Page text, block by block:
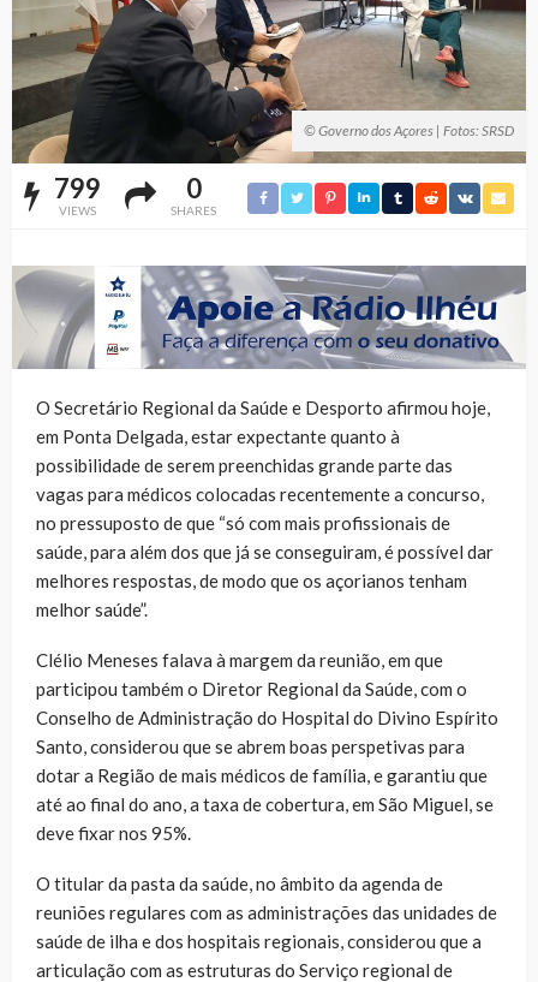
© Governo dos Açores | Fotos: SRSD
799
VIEWS
0
SHARES
O Secretário Regional da Saúde e Desporto afirmou hoje,
em Ponta Delgada, estar expectante quanto à
possibilidade de serem preenchidas grande parte das
vagas para médicos colocadas recentemente a concurso,
no pressuposto de que “só com mais profissionais de
saúde, para além dos que já se conseguiram, é possível dar
melhores respostas, de modo que os açorianos tenham
melhor saúde”.
Clélio Meneses falava à margem da reunião, em que
participou também o Diretor Regional da Saúde, com o
Conselho de Administração do Hospital do Divino Espírito
Santo, considerou que se abrem boas perspetivas para
dotar a Região de mais médicos de família, e garantiu que
até ao final do ano, a taxa de cobertura, em São Miguel, se
deve fixar nos 95%.
O titular da pasta da saúde, no âmbito da agenda de
reuniões regulares com as administrações das unidades de
saúde de ilha e dos hospitais regionais, considerou que a
articulação com as estruturas do Serviço regional de